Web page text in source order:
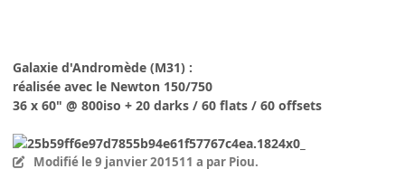
Galaxie d'Andromède (M31) :
réalisée avec le Newton 150/750
36 x 60" @ 800iso + 20 darks / 60 flats / 60 offsets
Modifié le 9 janvier 201511 a par Piou.